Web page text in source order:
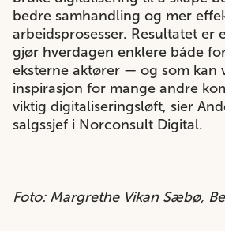
bedre samhandling og mer
arbeidsprosesser. Resultatet er
gjør hverdagen enklere både
eksterne aktører — og som kan
inspirasjon for mange andre
viktig digitaliseringsløft, sier
salgssjef i Norconsult Digital.
Foto: Margrethe Vikan Sæbø,